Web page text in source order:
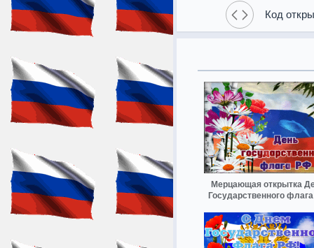
Код
Мерцающая открытка
Государственного